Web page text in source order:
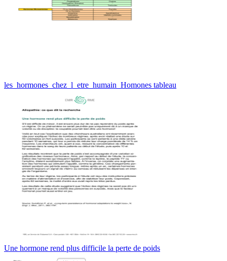
les_hormones_chez_l_etre_humain_Homones tableau
Une hormone rend plus difficile la perte de poids